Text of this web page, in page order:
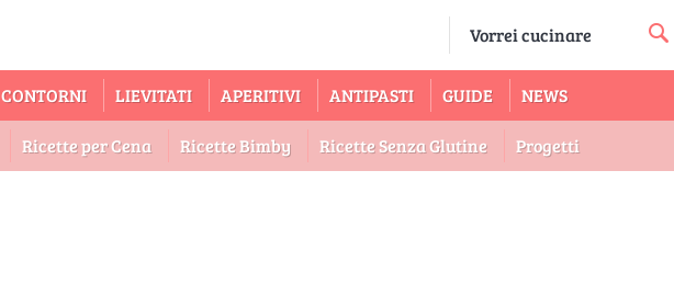
CONTORNI LIEVITATI APERITIVI ANTIPASTI GUIDE NEWS
Ricette per Cena Ricette Bimby Ricette Senza Glutine Progetti